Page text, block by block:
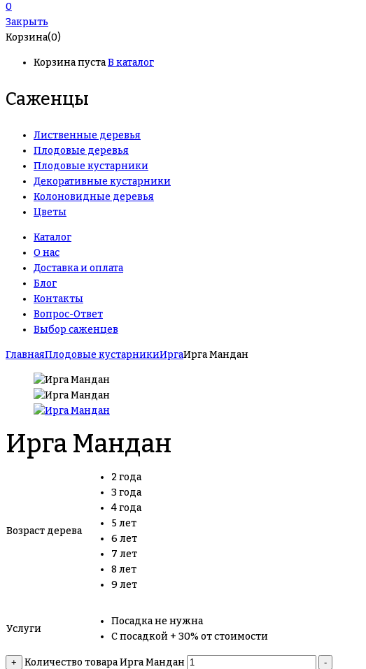
0
Закрыть
Корзина(0)
Корзина пустаВ каталог
Саженцы
Лиственные деревья
Плодовые деревья
Плодовые кустарники
Декоративные кустарники
Колоновидные деревья
Цветы
Каталог
О нас
Доставка и оплата
Блог
Контакты
Вопрос-Ответ
Выбор саженцев
ГлавнаяПлодовые кустарникиИргаИрга Мандан
Ирга Мандан
Возраст дерева
2 года
3 года
4 года
5 лет
6 лет
7 лет
8 лет
9 лет
Услуги
Посадка не нужна
С посадкой + 30% от стоимости
+ Количество товара Ирга Мандан
-